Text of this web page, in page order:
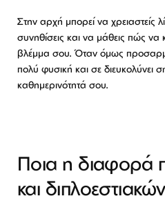
Στην αρχή μπορεί να χρειαστείς
συνηθίσεις και να μάθεις πώς να
βλέμμα σου. Όταν όμως
πολύ φυσική και σε διευκολύνει
καθημερινότητά σου.
Ποια η διαφορά
και